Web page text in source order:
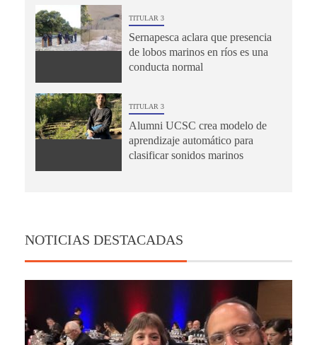
TITULAR 3
Sernapesca aclara que presencia
de lobos marinos en ríos es una
conducta normal
TITULAR 3
Alumni UCSC crea modelo de
aprendizaje automático para
clasificar sonidos marinos
NOTICIAS DESTACADAS